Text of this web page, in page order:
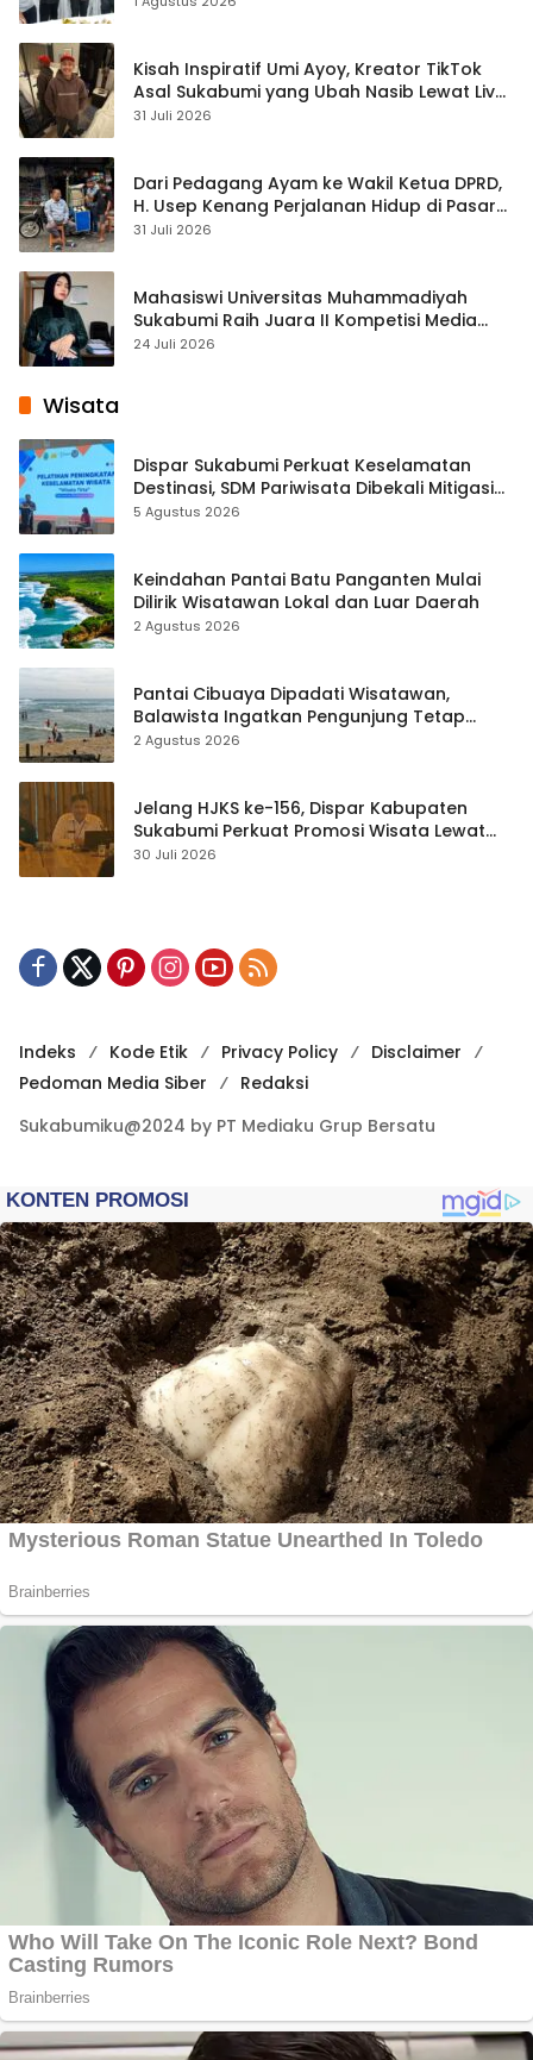
Kisah Inspiratif Umi Ayoy, Kreator TikTok
Asal Sukabumi yang Ubah Nasib Lewat Live
Streaming
31 Juli 2026
Dari Pedagang Ayam ke Wakil Ketua DPRD,
H. Usep Kenang Perjalanan Hidup di Pasar
Cisaat
31 Juli 2026
Mahasiswi Universitas Muhammadiyah
Sukabumi Raih Juara II Kompetisi Media
Pembelajaran Digital Tingkat Internasional
24 Juli 2026
Wisata
Dispar Sukabumi Perkuat Keselamatan
Destinasi, SDM Pariwisata Dibekali Mitigasi
hingga Teknik Evakuasi
5 Agustus 2026
Keindahan Pantai Batu Panganten Mulai
Dilirik Wisatawan Lokal dan Luar Daerah
2 Agustus 2026
Pantai Cibuaya Dipadati Wisatawan,
Balawista Ingatkan Pengunjung Tetap
Waspada
2 Agustus 2026
Jelang HJKS ke-156, Dispar Kabupaten
Sukabumi Perkuat Promosi Wisata Lewat
Publikasi Digital
30 Juli 2026
Indeks Kode Etik Privacy Policy
Disclaimer
Pedoman Media Siber
Redaksi
Sukabumiku@2024 by PT Mediaku Grup Bersatu